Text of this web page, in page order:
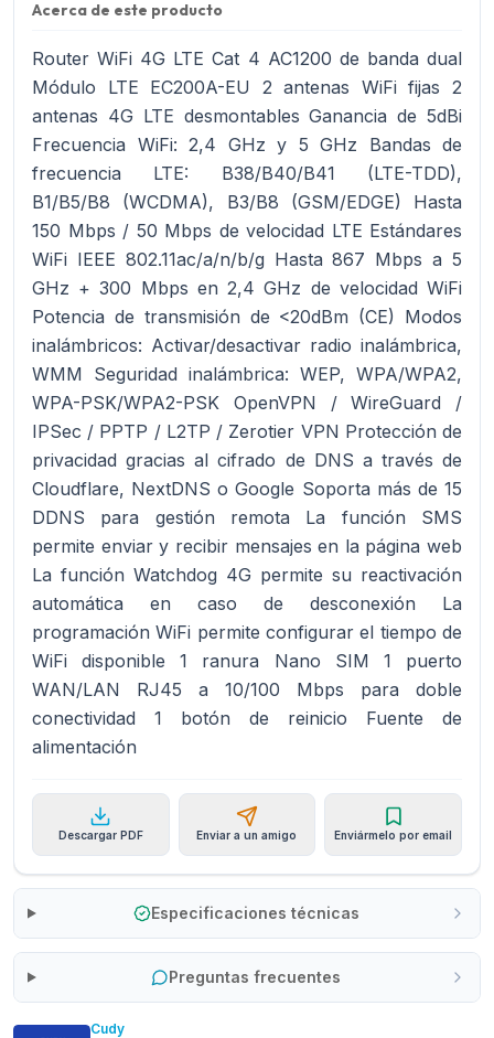
Acerca de este producto
Router WiFi 4G LTE Cat 4 AC1200 de banda dual
Módulo LTE EC200A-EU 2 antenas WiFi fijas 2
antenas 4G LTE desmontables Ganancia de 5dBi
Frecuencia WiFi: 2,4 GHz y 5 GHz Bandas de
frecuencia LTE: B38/B40/B41 (LTE-TDD),
B1/B5/B8 (WCDMA), B3/B8 (GSM/EDGE) Hasta
150 Mbps / 50 Mbps de velocidad LTE Estándares
WiFi IEEE 802.11ac/a/n/b/g Hasta 867 Mbps a 5
GHz + 300 Mbps en 2,4 GHz de velocidad WiFi
Potencia de transmisión de <20dBm (CE) Modos
inalámbricos: Activar/desactivar radio inalámbrica,
WMM Seguridad inalámbrica: WEP, WPA/WPA2,
WPA-PSK/WPA2-PSK OpenVPN / WireGuard /
IPSec / PPTP / L2TP / Zerotier VPN Protección de
privacidad gracias al cifrado de DNS a través de
Cloudflare, NextDNS o Google Soporta más de 15
DDNS para gestión remota La función SMS
permite enviar y recibir mensajes en la página web
La función Watchdog 4G permite su reactivación
automática en caso de desconexión La
programación WiFi permite configurar el tiempo de
WiFi disponible 1 ranura Nano SIM 1 puerto
WAN/LAN RJ45 a 10/100 Mbps para doble
conectividad 1 botón de reinicio Fuente de
alimentación
Descargar PDF Enviar a un amigo Enviármelo por email
Especificaciones técnicas
Preguntas frecuentes
Cudy